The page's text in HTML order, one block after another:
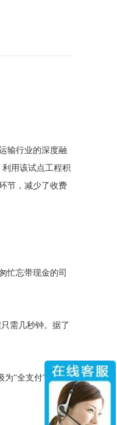
输行业的深度融
用该试点工程积
节，减少了收费
忙忘带现金的司
需几秒钟。据了
“全支付”车道。